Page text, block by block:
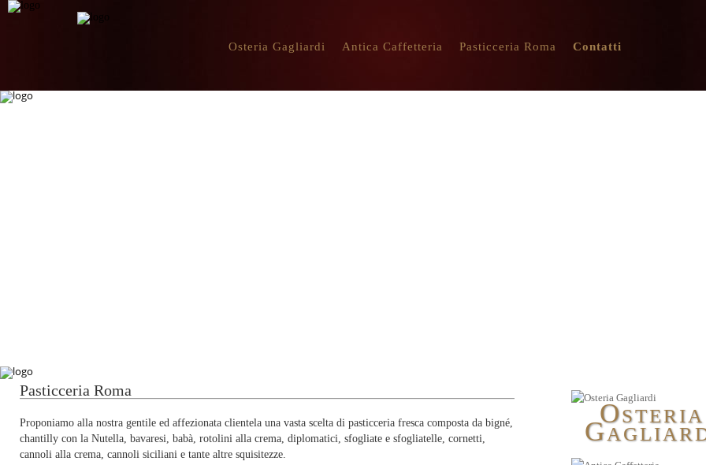
Osteria Gagliardi Antica Caffetteria Pasticceria Roma Contatti
OSTERIA
G
Pasticceria Roma
Proponiamo alla nostra gentile ed affezionata clientela una vasta scelta di pasticceria fresca composta da bigné,
chantilly con la Nutella, bavaresi, babà, rotolini alla crema, diplomatici, sfogliate e sfogliatelle, cornetti,
cannoli alla crema, cannoli siciliani e tante altre squisitezze.